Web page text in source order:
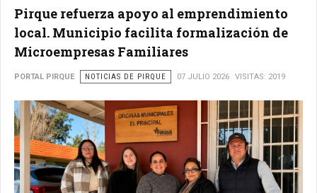
Pirque refuerza apoyo al emprendimiento
local. Municipio facilita formalización de
Microempresas Familiares
PORTAL PIRQUE NOTICIAS DE PIRQUE 07 JULIO 2026 VISITAS: 2019